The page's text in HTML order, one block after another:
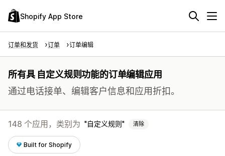
Shopify App Store
订单和发货 订单 订单编辑
所有具 自定义规则功能的订单编辑应用
通过电话接单、编辑客户信息和应用折扣。
148 个应用，类别为 自定义规则 清除
Built for Shopify